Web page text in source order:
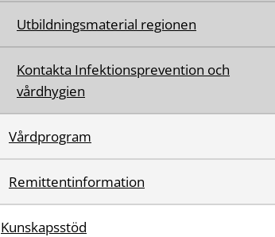
Utbildningsmaterial regionen
Kontakta Infektionsprevention och
vårdhygien
Vårdprogram
Remittentinformation
Kunskapsstöd